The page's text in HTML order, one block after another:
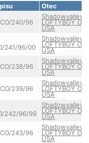
Otec
240/96
Shadowvalley's
LOFTYBOY OF
USA
241/96/00
Shadowvalley's
LOFTYBOY OF
USA
238/96
Shadowvalley's
LOFTYBOY OF
USA
239/96
Shadowvalley's
LOFTYBOY OF
USA
242/96/99
Shadowvalley's
LOFTYBOY OF
USA
243/96
Shadowvalley's
LOFTYBOY OF
USA